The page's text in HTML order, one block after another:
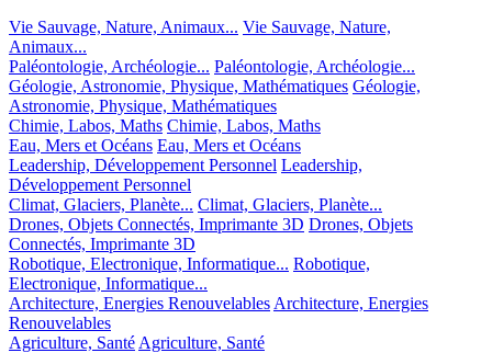
Vie Sauvage, Nature, Animaux... Vie Sauvage, Nature,
Animaux...
Paléontologie, Archéologie... Paléontologie, Archéologie...
Géologie, Astronomie, Physique, Mathématiques Géologie,
Astronomie, Physique, Mathématiques
Chimie, Labos, Maths Chimie, Labos, Maths
Eau, Mers et Océans Eau, Mers et Océans
Leadership, Développement Personnel Leadership,
Développement Personnel
Climat, Glaciers, Planète... Climat, Glaciers, Planète...
Drones, Objets Connectés, Imprimante 3D Drones, Objets
Connectés, Imprimante 3D
Robotique, Electronique, Informatique... Robotique,
Electronique, Informatique...
Architecture, Energies Renouvelables Architecture, Energies
Renouvelables
Agriculture, Santé Agriculture, Santé